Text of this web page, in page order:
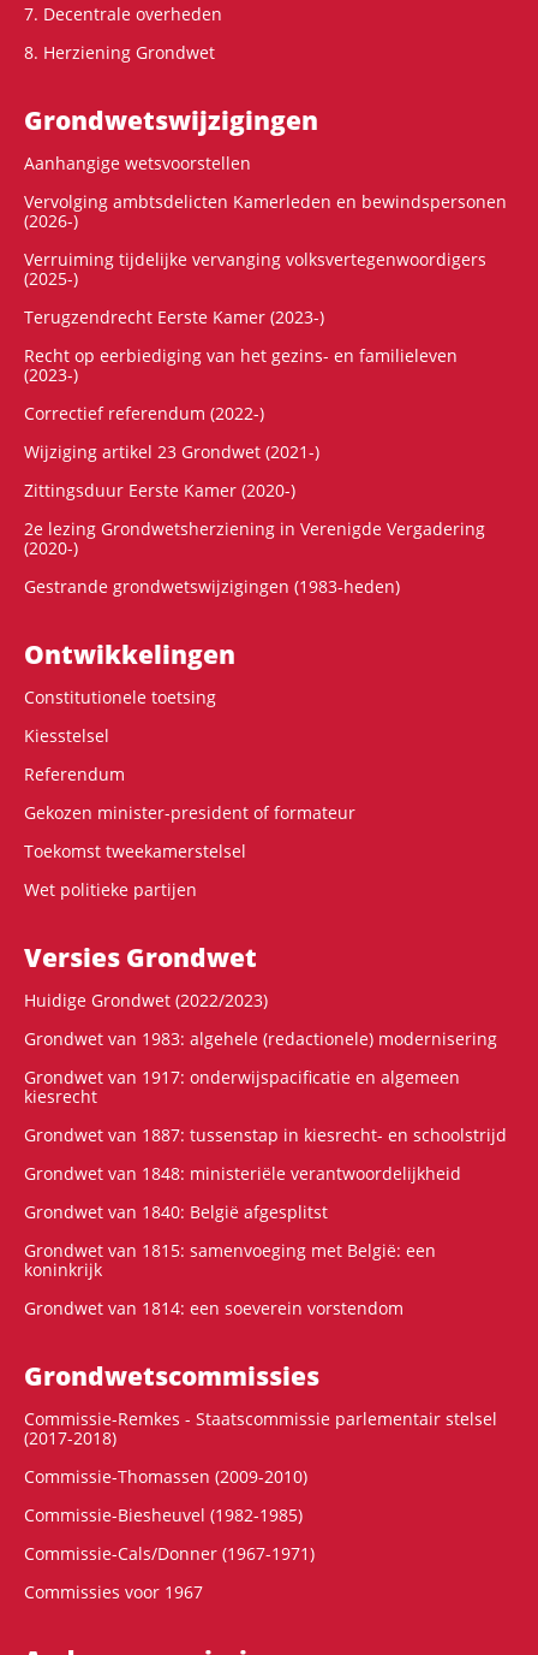
7. Decentrale overheden
8. Herziening Grondwet
Grondwets­wijzigingen
Aanhangige wetsvoorstellen
Vervolging ambtsdelicten Kamerleden en bewindspersonen
(2026-)
Verruiming tijdelijke vervanging volksvertegenwoordigers
(2025-)
Terugzendrecht Eerste Kamer (2023-)
Recht op eerbiediging van het gezins- en familieleven
(2023-)
Correctief referendum (2022-)
Wijziging artikel 23 Grondwet (2021-)
Zittingsduur Eerste Kamer (2020-)
2e lezing Grondwetsherziening in Verenigde Vergadering
(2020-)
Gestrande grondwetswijzigingen (1983-heden)
Ontwikke­lingen
Constitutionele toetsing
Kiesstelsel
Referendum
Gekozen minister-president of formateur
Toekomst tweekamerstelsel
Wet politieke partijen
Versies Grondwet
Huidige Grondwet (2022/2023)
Grondwet van 1983: algehele (redactionele) modernisering
Grondwet van 1917: onderwijspacificatie en algemeen
kiesrecht
Grondwet van 1887: tussenstap in kiesrecht- en schoolstrijd
Grondwet van 1848: ministeriële verantwoordelijkheid
Grondwet van 1840: België afgesplitst
Grondwet van 1815: samenvoeging met België: een
koninkrijk
Grondwet van 1814: een soeverein vorstendom
Grondwets­commissies
Commissie-Remkes - Staatscommissie parlementair stelsel
(2017-2018)
Commissie-Thomassen (2009-2010)
Commissie-Biesheuvel (1982-1985)
Commissie-Cals/Donner (1967-1971)
Commissies voor 1967